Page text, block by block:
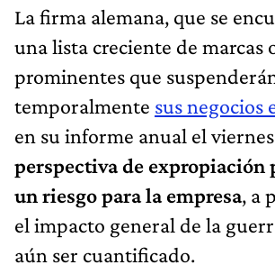
La firma alemana, que se
una lista creciente de marcas
prominentes que
temporalmente sus negocios
en su informe anual el
perspectiva de expropiación
un riesgo para la empresa, a
el impacto general de la
aún ser cuantificado.